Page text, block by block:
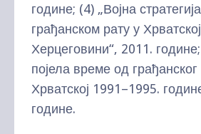
године; (4) „Војна
грађанском рату у
Херцеговини“, 2011.
појела време од грађанског
Хрватској 1991–1995.
године.